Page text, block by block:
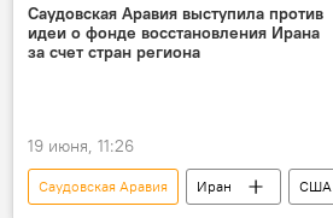
Саудовская Аравия выступила против
идеи о фонде восстановления Ирана
за счет стран региона
19 июня, 11:26
Саудовская Аравия Иран
США